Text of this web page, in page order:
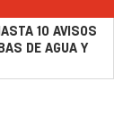
10 AVISOS
DE AGUA Y